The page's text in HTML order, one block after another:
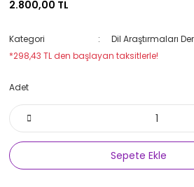
2.800,00 TL
Kategori Dil Araştırmaları
*298,43 TL den başlayan taksitlerle!
Adet
Sepete Ekle